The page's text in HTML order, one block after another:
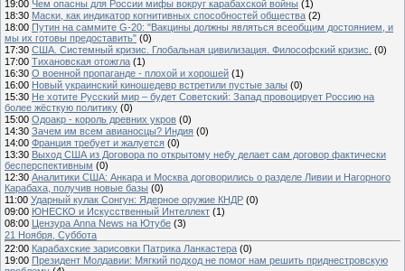
19:00 Чем опасны для России мифы вокруг карабахской войны (1)
18:30 Маски, как индикатор когнитивных способностей общества (2)
18:00 Путин на саммите G-20: "Вакцины должны являться всеобщим достоянием, и
мы их готовы предоставить" (0)
17:30 США. Системный кризис. Глобальная цивилизация. Философский кризис. (0)
17:00 Тихановская отожгла (1)
16:30 О военной пропаганде - плохой и хорошей (1)
16:00 Новый украинский киношедевр встретили пустые залы (0)
15:30 Не хотите Русский мир – будет Советский: Запад провоцирует Россию на
более жёсткую политику (0)
15:00 Одоакр - король древних укров (0)
14:30 Зачем им всем авианосцы? Индия (0)
14:00 Франция требует и жалуется (0)
13:30 Выход США из Договора по открытому небу делает сам договор фактически
бесперспективным (0)
12:30 Аналитики США: Анкара и Москва договорились о разделе Ливии и Нагорного
Карабаха, получив новые базы (0)
11:00 Ударный кулак Сонгун: Ядерное оружие КНДР (0)
09:00 ЮНЕСКО и Искусственный Интеллект (1)
08:00 Цензура Anna News на Ютубе (3)
21 Ноября, Суббота
22:00 Карабахские зарисовки Патрика Ланкастера (0)
19:00 Президент Молдавии: Мягкий подход не помог нам решить приднестровскую